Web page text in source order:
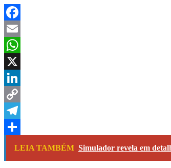
Facebook
Email
WhatsApp
X
LinkedIn
Copy
Link
Telegram
Share
LEIA TAMBÉM Simulador revela em